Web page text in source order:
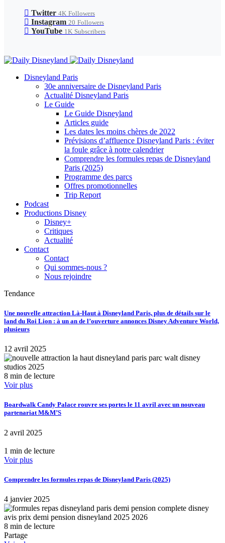
Twitter 4K Followers
Instagram 20 Followers
YouTube 1K Subscribers
Disneyland Paris
30e anniversaire de Disneyland Paris
Actualité Disneyland Paris
Le Guide
Le Guide Disneyland
Articles guide
Les dates les moins chères de 2022
Prévisions d’affluence Disneyland Paris : éviter
la foule grâce à notre calendrier
Comprendre les formules repas de Disneyland
Paris (2025)
Programme des parcs
Offres promotionnelles
Trip Report
Podcast
Productions Disney
Disney+
Critiques
Actualité
Contact
Contact
Qui sommes-nous ?
Nous rejoindre
Tendance
Une nouvelle attraction Là-Haut à Disneyland Paris, plus de détails sur le
land du Roi Lion : à un an de l’ouverture annonces Disney Adventure World,
plusieurs
12 avril 2025
8 min de lecture
Voir plus
Boardwalk Candy Palace rouvre ses portes le 11 avril avec un nouveau
partenariat M&M’S
2 avril 2025
1 min de lecture
Voir plus
Comprendre les formules repas de Disneyland Paris (2025)
4 janvier 2025
8 min de lecture
Partage